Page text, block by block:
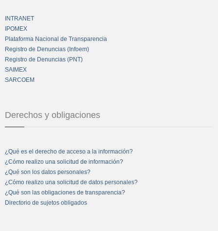
INTRANET
IPOMEX
Plataforma Nacional de Transparencia
Registro de Denuncias (Infoem)
Registro de Denuncias (PNT)
SAIMEX
SARCOEM
Derechos y obligaciones
¿Qué es el derecho de acceso a la información?
¿Cómo realizo una solicitud de información?
¿Qué son los datos personales?
¿Cómo realizo una solicitud de datos personales?
¿Qué son las obligaciones de transparencia?
Directorio de sujetos obligados